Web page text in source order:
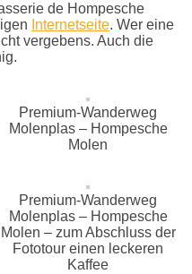
de Hompesche
Internetseite. Wer eine
vergebens. Auch die
Premium-Wanderweg
Molenplas – Hompesche
Molen
Premium-Wanderweg
Molenplas – Hompesche
Molen – zum Abschluss der
Fototour einen leckeren
Kaffee